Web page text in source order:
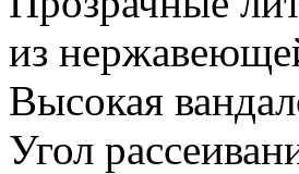
из
Высокая
Угол